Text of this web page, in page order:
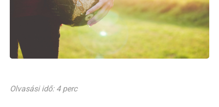
Olvasási idő: 4 perc